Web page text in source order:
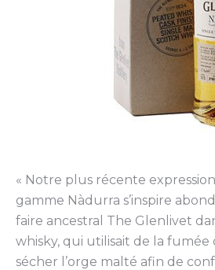
« Notre plus récente
gamme Nàdurra s’inspire
faire ancestral The Glenlivet
whisky, qui utilisait de la
sécher l’orge malté afin de